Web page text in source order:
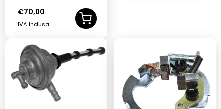
€70,00
IVA Inclusa